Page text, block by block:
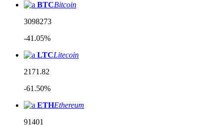
BTCBitcoin
3098273
-41.05%
LTCLitecoin
2171.82
-61.50%
ETHEthereum
91401